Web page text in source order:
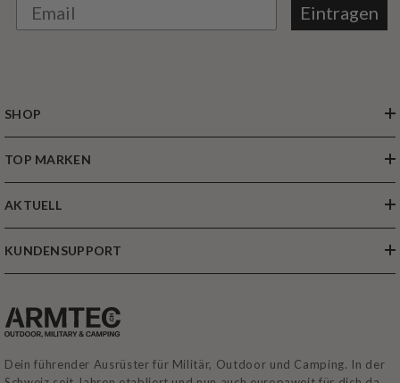
Eintragen
SHOP
TOP MARKEN
AKTUELL
KUNDENSUPPORT
Dein führender Ausrüster für Militär, Outdoor und Camping. In der